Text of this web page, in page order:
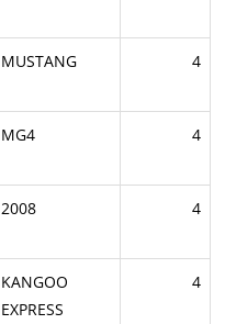
MUSTANG 4
MG4 4
2008 4
KANGOO
EXPRESS
4